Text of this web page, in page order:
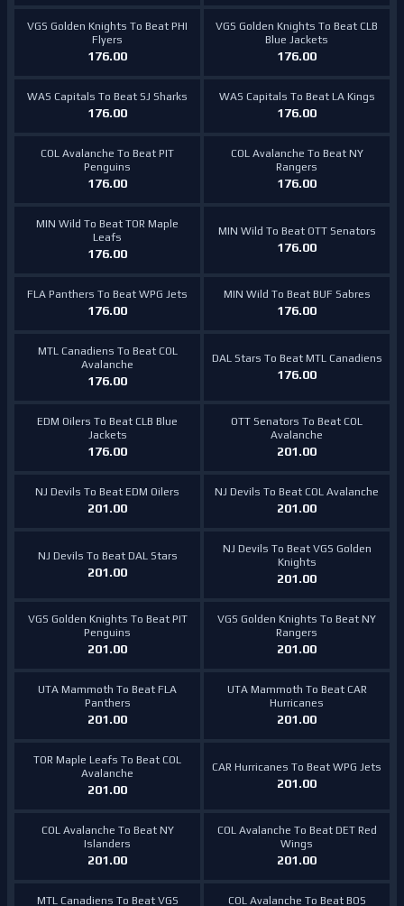
VGS Golden Knights To Beat PHI
Flyers
176.00
VGS Golden Knights To Beat CLB
Blue Jackets
176.00
WAS Capitals To Beat SJ Sharks
176.00
WAS Capitals To Beat LA Kings
176.00
COL Avalanche To Beat PIT
Penguins
176.00
COL Avalanche To Beat NY
Rangers
176.00
MIN Wild To Beat TOR Maple
Leafs
176.00
MIN Wild To Beat OTT Senators
176.00
FLA Panthers To Beat WPG Jets
176.00
MIN Wild To Beat BUF Sabres
176.00
MTL Canadiens To Beat COL
Avalanche
176.00
DAL Stars To Beat MTL Canadiens
176.00
EDM Oilers To Beat CLB Blue
Jackets
176.00
OTT Senators To Beat COL
Avalanche
201.00
NJ Devils To Beat EDM Oilers
201.00
NJ Devils To Beat COL Avalanche
201.00
NJ Devils To Beat DAL Stars
201.00
NJ Devils To Beat VGS Golden
Knights
201.00
VGS Golden Knights To Beat PIT
Penguins
201.00
VGS Golden Knights To Beat NY
Rangers
201.00
UTA Mammoth To Beat FLA
Panthers
201.00
UTA Mammoth To Beat CAR
Hurricanes
201.00
TOR Maple Leafs To Beat COL
Avalanche
201.00
CAR Hurricanes To Beat WPG Jets
201.00
COL Avalanche To Beat NY
Islanders
201.00
COL Avalanche To Beat DET Red
Wings
201.00
MTL Canadiens To Beat VGS COL Avalanche To Beat BOS